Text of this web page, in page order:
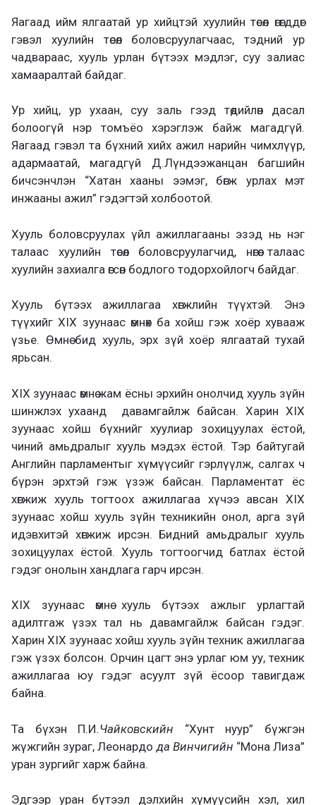
Яагаад ийм ялгаатай ур хийцтэй хуулийн төсөл өгөгддөг
гэвэл хуулийн төсөл боловсруулагчаас, тэдний ур
чадвараас, хууль урлан бүтээх мэдлэг, суу залиас
хамааралтай байдаг.
Ур хийц, ур ухаан, суу заль гээд төдийлөн дасал
болоогүй нэр томъёо хэрэглэж байж магадгүй.
Яагаад гэвэл та бүхний хийх ажил нарийн чимхлүүр,
адармаатай, магадгүй Д.Лүндээжанцан багшийн
бичсэнчлэн “Хатан хааны ээмэг, бөгж урлах мэт
инжааны ажил” гэдэгтэй холбоотой.
Хууль боловсруулах үйл ажиллагааны эзэд нь нэг
талаас хуулийн төсөл боловсруулагчид, нөгөө талаас
хуулийн захиалга өгсөн бодлого тодорхойлогч байдаг.
Хууль бүтээх ажиллагаа хөгжлийн түүхтэй. Энэ
түүхийг XIX зуунаас өмнөх ба хойш гэж хоёр хувааж
үзье. Өмнө бид хууль, эрх зүй хоёр ялгаатай тухай
ярьсан.
XIX зуунаас өмнө жам ёсны эрхийн онолчид хууль зүйн
шинжлэх ухаанд давамгайлж байсан. Харин XIX
зуунаас хойш бүхнийг хуулиар зохицуулах ёстой,
чиний амьдралыг хууль мэдэх ёстой. Тэр байтугай
Английн парламентыг хүмүүсийг гэрлүүлж, салгах ч
бүрэн эрхтэй гэж үзэж байсан. Парламентат ёс
хөгжиж хууль тогтоох ажиллагаа хүчээ авсан XIX
зуунаас хойш хууль зүйн техникийн онол, арга зүй
идэвхитэй хөгжиж ирсэн. Бидний амьдралыг хууль
зохицуулах ёстой. Хууль тогтоогчид батлах ёстой
гэдэг онолын хандлага гарч ирсэн.
XIX зуунаас өмнө хууль бүтээх ажлыг урлагтай
адилтгаж үзэх тал нь давамгайлж байсан гэдэг.
Харин XIX зуунаас хойш хууль зүйн техник ажиллагаа
гэж үзэх болсон. Орчин цагт энэ урлаг юм уу, техник
ажиллагаа юу гэдэг асуулт зүй ёсоор тавигдаж
байна.
Та бүхэн П.И.Чайковскийн “Хунт нуур” бүжгэн
жүжгийн зураг, Леонардо да Винчигийн “Мона Лиза”
уран зургийг харж байна.
Эдгээр уран бүтээл дэлхийн хүмүүсийн хэл, хил